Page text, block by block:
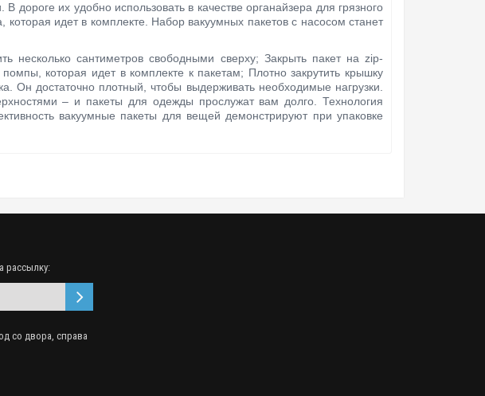
их удобно использовать в качестве органайзера для грязного
идет в комплекте. Набор вакуумных пакетов с насосом станет
несколько сантиметров свободными сверху; Закрыть пакет на zip-
которая идет в комплекте к пакетам; Плотно закрутить крышку
Он достаточно плотный, чтобы выдерживать необходимые нагрузки.
– и пакеты для одежды прослужат вам долго. Технология
вакуумные пакеты для вещей демонстрируют при упаковке
рассылку:
со двора, справа